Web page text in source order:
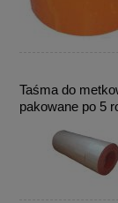
Taśma do
pakowane po 5